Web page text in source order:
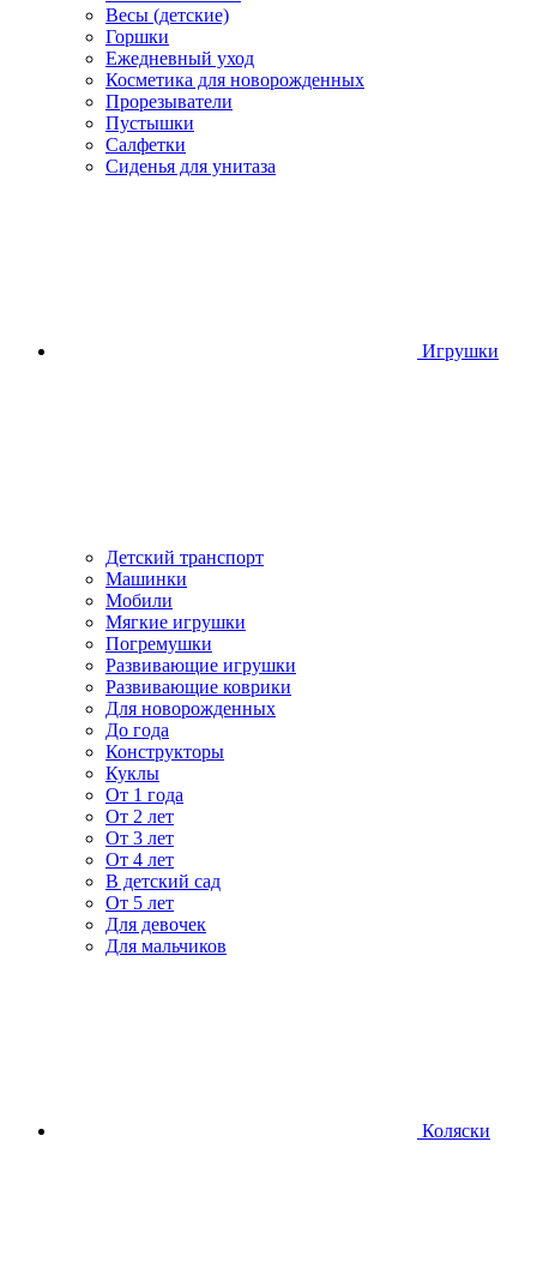
Весы (детские)
Горшки
Ежедневный уход
Косметика для новорожденных
Прорезыватели
Пустышки
Салфетки
Сиденья для унитаза
Игрушки
Детский транспорт
Машинки
Мобили
Мягкие игрушки
Погремушки
Развивающие игрушки
Развивающие коврики
Для новорожденных
До года
Конструкторы
Куклы
От 1 года
От 2 лет
От 3 лет
От 4 лет
В детский сад
От 5 лет
Для девочек
Для мальчиков
Коляски